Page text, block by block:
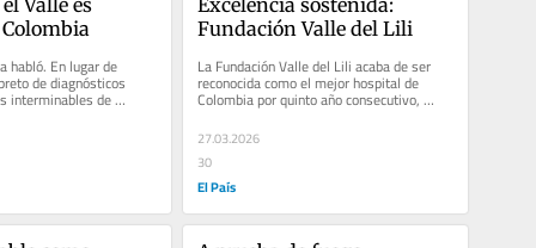
habló. En lugar de
de diagnósticos
interminables de
Fundación Valle del Lili
La Fundación Valle del Lili acaba de ser
reconocida como el mejor hospital de
Colombia por quinto año consecutivo,
según el ranking internacional...
27.03.2026
30
El País